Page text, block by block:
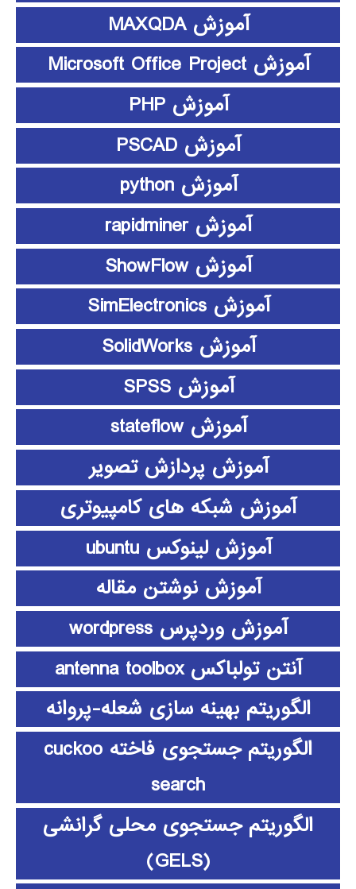
آموزش MAXQDA
آموزش Microsoft Office Project
آموزش PHP
آموزش PSCAD
آموزش python
آموزش rapidminer
آموزش ShowFlow
آموزش SimElectronics
آموزش SolidWorks
آموزش SPSS
آموزش stateflow
آموزش پردازش تصویر
آموزش شبکه های کامپیوتری
آموزش لینوکس ubuntu
آموزش نوشتن مقاله
آموزش وردپرس wordpress
آنتن تولباکس antenna toolbox
الگوریتم بهینه سازی شعله-پروانه
الگوریتم جستجوی فاخته cuckoo
search
الگوریتم جستجوی محلی گرانشی
(GELS)